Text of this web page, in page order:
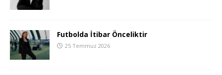
Futbolda İtibar Önceliktir
25 Temmuz 2026